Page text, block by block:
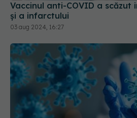
Vaccinul anti-COVID a scăzut
și a infarctului
03 aug 2024, 16:27